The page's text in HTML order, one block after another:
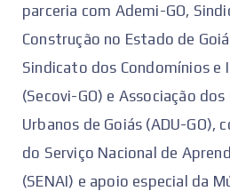
parceria com Ademi-GO,
Construção no Estado de
Sindicato dos Condomínios e
(Secovi-GO) e Associação
Urbanos de Goiás (ADU-GO),
do Serviço Nacional de
(SENAI) e apoio especial da